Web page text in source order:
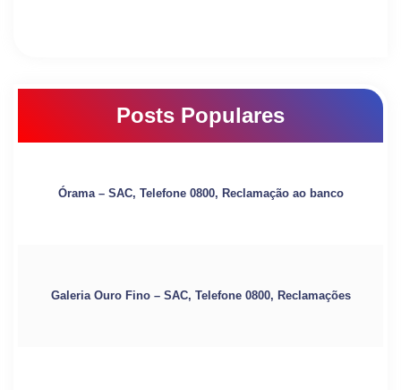
Posts Populares
Órama – SAC, Telefone 0800, Reclamação ao banco
Galeria Ouro Fino – SAC, Telefone 0800, Reclamações